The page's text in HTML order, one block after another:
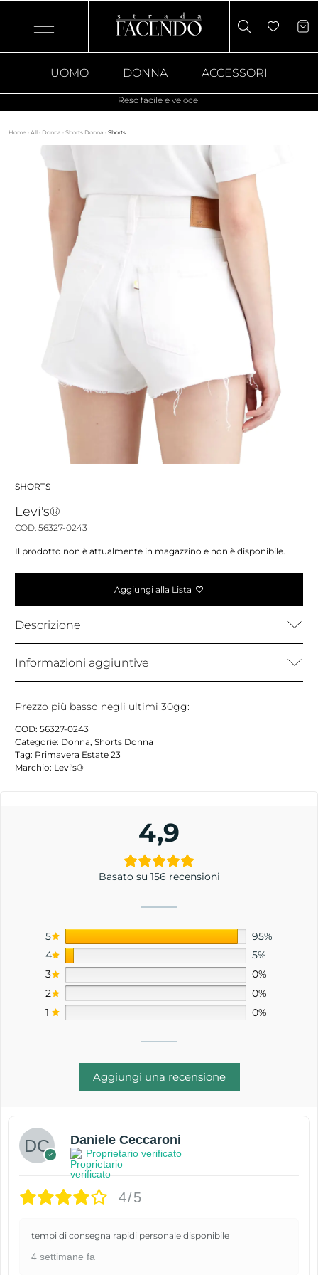
UOMO DONNA ACCESSORI
Reso facile e veloce!
Home · All · Donna · Shorts Donna · Shorts
SHORTS
Levi's®
COD: 56327-0243
Il prodotto non è attualmente in magazzino e non è disponibile.
Aggiungi alla Lista
Descrizione
Informazioni aggiuntive
Prezzo più basso negli ultimi 30gg:
COD: 56327-0243
Categorie: Donna, Shorts Donna
Tag: Primavera Estate 23
Marchio: Levi's®
4,9
Basato su 156 recensioni
5
95%
4
5%
3
0%
2
0%
1
0%
Aggiungi una recensione
Daniele Ceccaroni
Proprietario verificato
4/5
tempi di consegna rapidi personale disponibile
4 settimane fa